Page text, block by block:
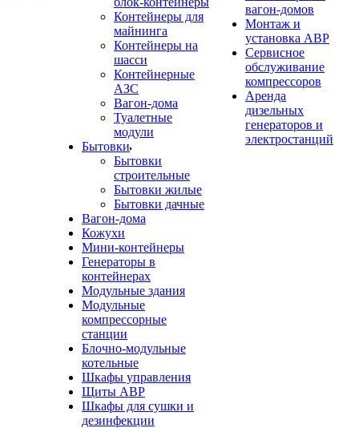
Контейнеры для
майнинга
Контейнеры на
шасси
Контейнерные
АЗС
Вагон-дома
Туалетные
модули
Бытовки
Бытовки
строительные
Бытовки жилые
Бытовки дачные
Вагон-дома
Кожухи
Мини-контейнеры
Генераторы в
контейнерах
Модульные здания
Модульные
компрессорные
станции
Блочно-модульные
котельные
Шкафы управления
Щиты АВР
Шкафы для сушки и
дезинфекции
вагон-домов
Монтаж и
установка АВР
Сервисное
обслуживание
компрессоров
Аренда
дизельных
генераторов и
электростанций